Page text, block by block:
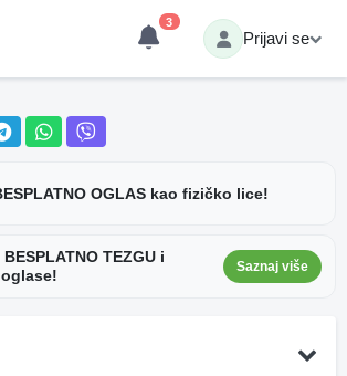
3
Prijavi se
OGLAS kao fizičko lice!
TEZGU i
Saznaj više